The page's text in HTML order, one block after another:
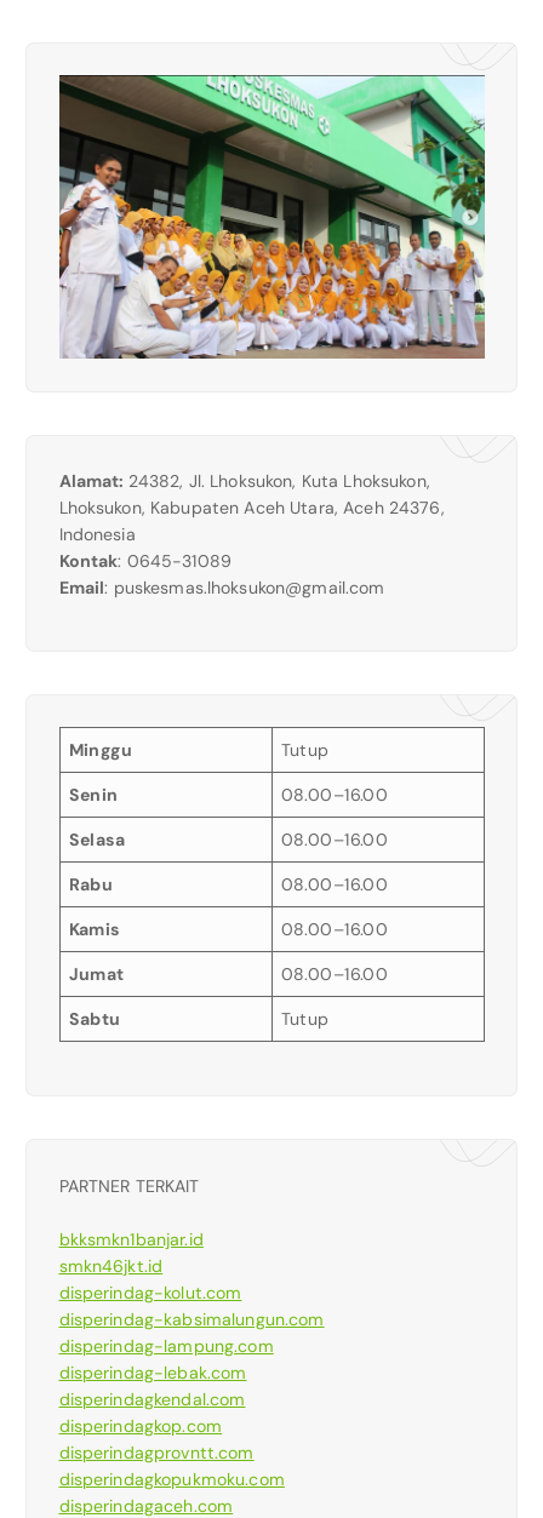
Alamat: 24382, Jl. Lhoksukon, Kuta Lhoksukon,
Lhoksukon, Kabupaten Aceh Utara, Aceh 24376,
Indonesia
Kontak: 0645-31089
Email: puskesmas.lhoksukon@gmail.com
Minggu Tutup
Senin 08.00–16.00
Selasa 08.00–16.00
Rabu 08.00–16.00
Kamis 08.00–16.00
Jumat 08.00–16.00
Sabtu Tutup
PARTNER TERKAIT
bkksmkn1banjar.id
smkn46jkt.id
disperindag-kolut.com
disperindag-kabsimalungun.com
disperindag-lampung.com
disperindag-lebak.com
disperindagkendal.com
disperindagkop.com
disperindagprovntt.com
disperindagkopukmoku.com
disperindagaceh.com